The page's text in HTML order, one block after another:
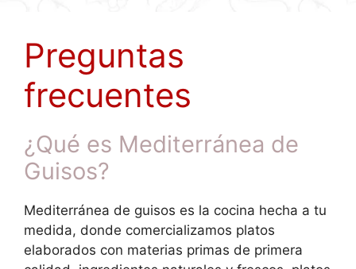
Preguntas
frecuentes
¿Qué es Mediterránea de
Guisos?
Mediterránea de guisos es la cocina hecha a tu
medida, donde comercializamos platos
elaborados con materias primas de primera